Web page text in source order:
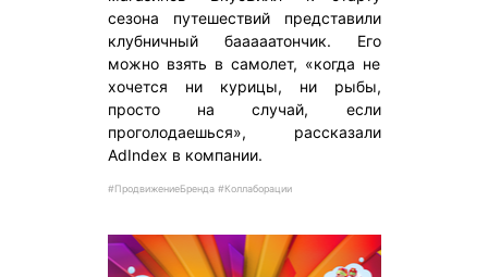
сезона путешествий представили
клубничный бааааатончик. Его
можно взять в самолет, «когда не
хочется ни курицы, ни рыбы,
просто на случай, если
проголодаешься», рассказали
AdIndex в компании.
#ПродвижениеБренда #Коллаборации